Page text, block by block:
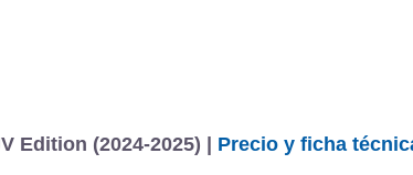
Edition (2024-2025) | Precio y ficha técnica